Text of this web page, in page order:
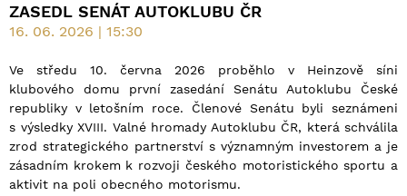
ZASEDL SENÁT AUTOKLUBU ČR
16. 06. 2026 | 15:30
Ve středu 10. června 2026 proběhlo v Heinzově síni
klubového domu první zasedání Senátu Autoklubu České
republiky v letošním roce. Členové Senátu byli seznámeni
s výsledky XVIII. Valné hromady Autoklubu ČR, která schválila
zrod strategického partnerství s významným investorem a je
zásadním krokem k rozvoji českého motoristického sportu a
aktivit na poli obecného motorismu.